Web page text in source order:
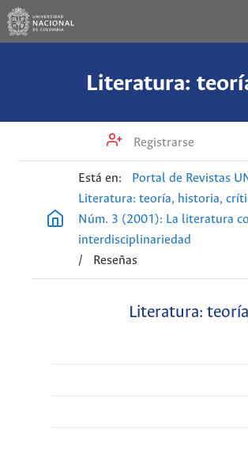
Literatura:
Registrarse
Está en: Portal de Revistas
Literatura: teoría, historia,
Núm. 3 (2001): La literatura
interdisciplinariedad
/
Reseñas
Literatura: